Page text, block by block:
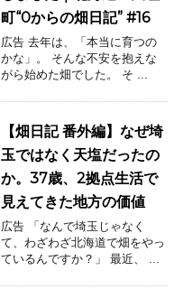
町“0からの畑日記” #16
広告 去年は、「本当に育つの
かな」。 そんな不安を抱えな
がら始めた畑でした。 そ ...
【畑日記 番外編】なぜ埼
玉ではなく天塩だったの
か。37歳、2拠点生活で
見えてきた地方の価値
広告 「なんで埼玉じゃなく
て、わざわざ北海道で畑をやっ
ているんですか？」 最近、 ...